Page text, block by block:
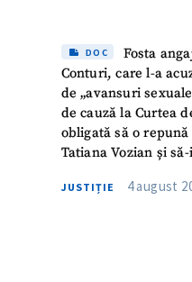
DOC
Fosta
Conturi, care l-a
de „avansuri
de cauză la Curtea
obligată să o
Tatiana Vozian și
JUSTIȚIE 4 august